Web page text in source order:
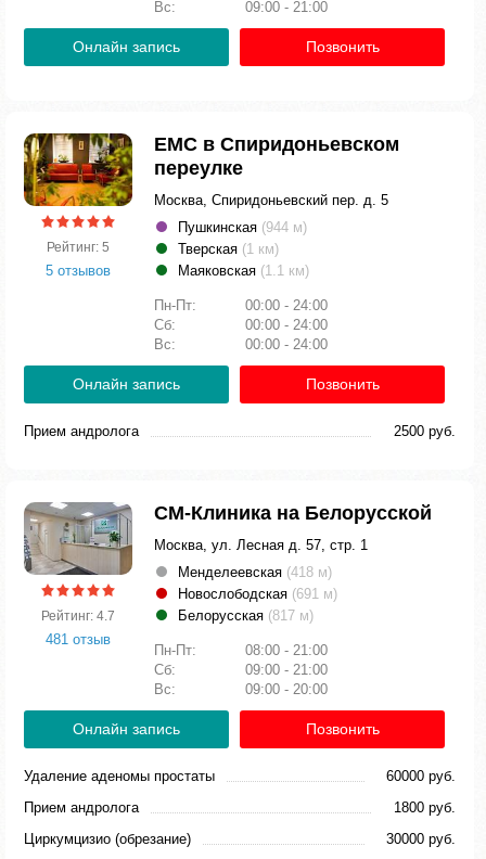
Вс: 09:00 - 21:00
Онлайн запись Позвонить
Рейтинг: 5
5 отзывов
ЕМС в Спиридоньевском
переулке
Москва, Спиридоньевский пер. д. 5
Пушкинская (944 м)
Тверская (1 км)
Маяковская (1.1 км)
Пн-Пт:
00:00 - 24:00
Сб:
00:00 - 24:00
Вс:
00:00 - 24:00
Онлайн запись Позвонить
Прием андролога 2500 руб.
Рейтинг: 4.7
481 отзыв
СМ-Клиника на Белорусской
Москва, ул. Лесная д. 57, стр. 1
Менделеевская (418 м)
Новослободская (691 м)
Белорусская (817 м)
Пн-Пт:
08:00 - 21:00
Сб:
09:00 - 21:00
Вс:
09:00 - 20:00
Онлайн запись Позвонить
Удаление аденомы простаты
60000 руб.
Прием андролога
1800 руб.
Циркумцизио (обрезание)
30000 руб.